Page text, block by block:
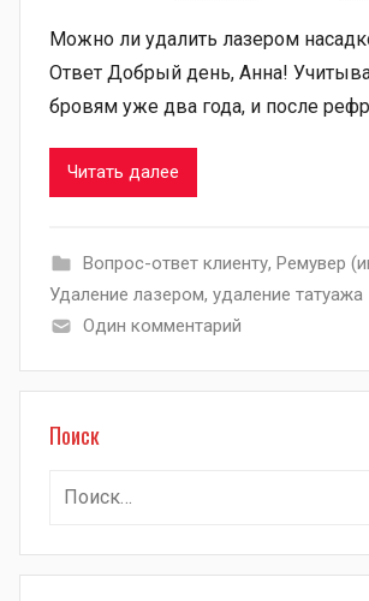
Можно ли удалить лазером
Ответ Добрый день, Анна!
бровям уже два года, и после
Читать далее
Вопрос-ответ клиенту, Ремувер
Удаление лазером, удаление татуажа
Один комментарий
Поиск
Найти: